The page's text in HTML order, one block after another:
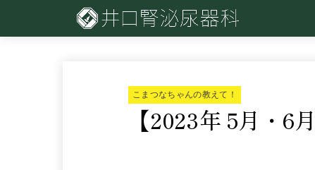
こまつなちゃんの教えて！
【2023年 5月・6